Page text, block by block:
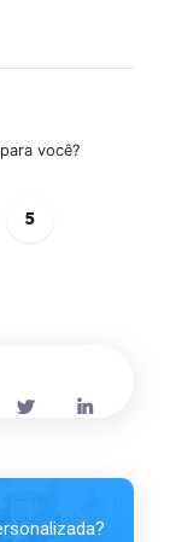
você?
5